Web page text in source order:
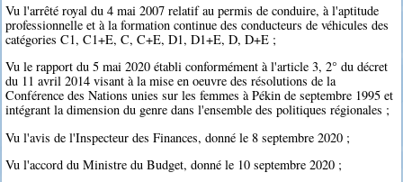
Vu l'arrêté royal du 4 mai 2007 relatif au permis de conduire, à l'aptitude
professionnelle et à la formation continue des conducteurs de véhicules des
catégories C1, C1+E, C, C+E, D1, D1+E, D, D+E ;
Vu le rapport du 5 mai 2020 établi conformément à l'article 3, 2° du décret
du 11 avril 2014 visant à la mise en oeuvre des résolutions de la
Conférence des Nations unies sur les femmes à Pékin de septembre 1995 et
intégrant la dimension du genre dans l'ensemble des politiques régionales ;
Vu l'avis de l'Inspecteur des Finances, donné le 8 septembre 2020 ;
Vu l'accord du Ministre du Budget, donné le 10 septembre 2020 ;